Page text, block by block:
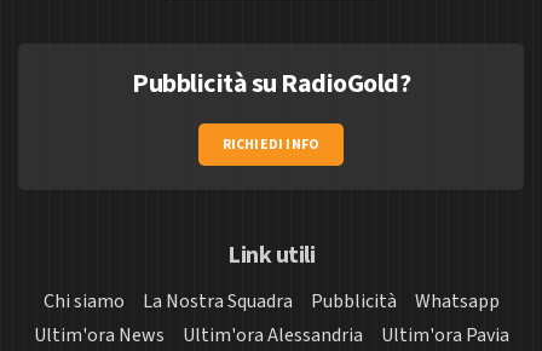
Pubblicità su RadioGold?
RICHIEDI INFO
Link utili
Chi siamo La Nostra Squadra Pubblicità
Whatsapp
Ultim'ora News
Ultim'ora Alessandria
Ultim'ora Pavia